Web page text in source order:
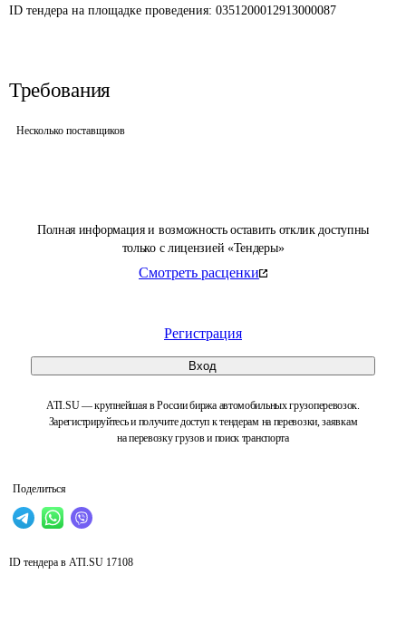
Полная информация и возможность оставить отклик доступны
только с лицензией «Тендеры»
Смотреть расценки
Регистрация
Вход
ATI.SU — крупнейшая в России биржа автомобильных грузоперевозок.
Зарегистрируйтесь и получите доступ к тендерам на перевозки, заявкам
на перевозку грузов и поиск транспорта
Поделиться
ID тендера на площадке проведения: 0351200012913000087
Требования
Несколько поставщиков
ID тендера в ATI.SU 17108